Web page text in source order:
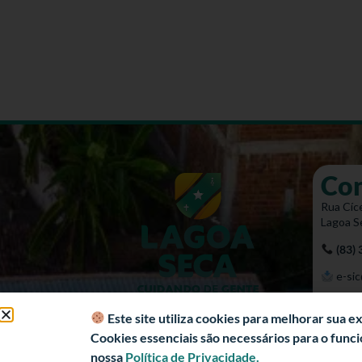
Rua
Lagoa
(83)
e-
Este site utiliza cookies para melhorar sua
Cookies essenciais são necessários para o
nossa Política de Privacidade.